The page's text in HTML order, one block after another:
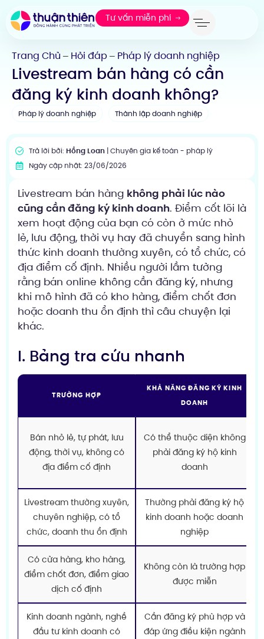
Tư vấn miễn phí
Trang Chủ — Hỏi đáp — Pháp lý doanh nghiệp
Livestream bán hàng có cần
đăng ký kinh doanh không?
Pháp lý doanh nghiệp Thành lập doanh nghiệp
Trả lời bởi: Hồng Loan| Chuyên gia kế toán - pháp lý
Ngày cập nhật: 23/06/2026
Livestream bán hàng không phải lúc nào
cũng cần đăng ký kinh doanh. Điểm cốt lõi là
xem hoạt động của bạn có còn ở mức nhỏ
lẻ, lưu động, thời vụ hay đã chuyển sang hình
thức kinh doanh thường xuyên, có tổ chức, có
địa điểm cố định. Nhiều người lầm tưởng
rằng bán online không cần đăng ký, nhưng
khi mô hình đã có kho hàng, điểm chốt đơn
hoặc doanh thu ổn định thì câu chuyện lại
khác.
I. Bảng tra cứu nhanh
TRƯỜNG HỢP
KHẢ NĂNG ĐĂNG KÝ KINH
DOANH
Bán nhỏ lẻ, tự phát, lưu
động, thời vụ, không có
địa điểm cố định
Có thể thuộc diện không
phải đăng ký hộ kinh
doanh
Livestream thường xuyên,
chuyên nghiệp, có tổ
chức, doanh thu ổn định
Thường phải đăng ký hộ
kinh doanh hoặc doanh
nghiệp
Có cửa hàng, kho hàng,
điểm chốt đơn, điểm giao
dịch cố định
Không còn là trường hợp
được miễn
Kinh doanh ngành, nghề
đầu tư kinh doanh có
Cần đăng ký phù hợp và
đáp ứng điều kiện ngành